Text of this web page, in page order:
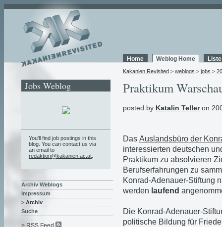
Home Weblog Home
Kakanien Revisited > weblogs > jobs >
Praktikum
posted by Katalin Telleron
Das Auslandsbüro der
interessierten deutschen
Praktikum zu absolvieren
Berufserfahrungen zu
Konrad-Adenauer-Stiftung
werden laufend
Die Konrad-Adenauer-
politische Bildung für
Jobs Weblog
You'll find job postings in this
blog. You can contact us via
an email to
redaktion@kakanien.ac.at
Archiv Weblogs
Impressum
> Archiv
Suche